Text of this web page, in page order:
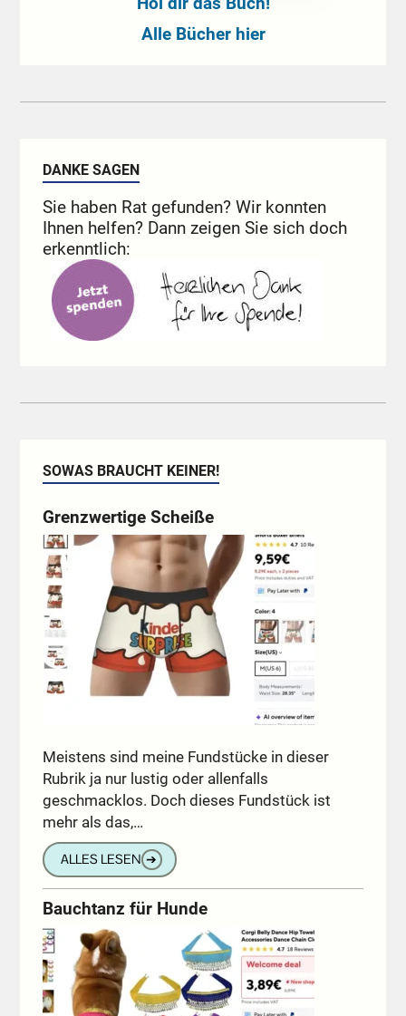
Alle Bücher hier
DANKE SAGEN
Sie haben Rat gefunden? Wir konnten
Ihnen helfen? Dann zeigen Sie sich doch
erkenntlich:
SOWAS BRAUCHT KEINER!
Grenzwertige Scheiße
Meistens sind meine Fundstücke in dieser
Rubrik ja nur lustig oder allenfalls
geschmacklos. Doch dieses Fundstück ist
mehr als das,…
ALLES LESEN ➔
Bauchtanz für Hunde